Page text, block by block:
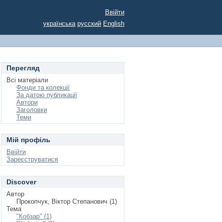
Ввійти
українська русский English
Перегляд
Всі матеріали
Фонди та колекції
За датою публикації
Автори
Заголовки
Теми
Мій профіль
Ввійти
Зареєструватися
Discover
Автор
Прокопчук, Віктор Степанович (1)
Тема
"Кобзар" (1)